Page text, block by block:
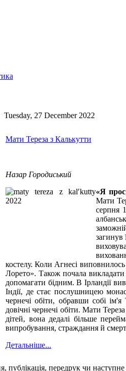
Tuesday, 27 December 2022
Мати Тереза з Калькутти
Назар Городиський
«Я
Мати
серпня
загинув
костелу. Коли Агнесі виповнилось
Лорето». Також почала викладати
допомагати бідним. В Ірландії
Індії, де стає послушницею
чернечі обіти, обравши собі
довічні чернечі обіти. Мати
дітей, вона дедалі більше
випробування, страждання й
Детальніше...
публiкацiя, передрук чи